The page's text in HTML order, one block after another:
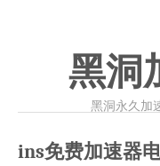
黑洞
黑洞永久加
ins免费加速器